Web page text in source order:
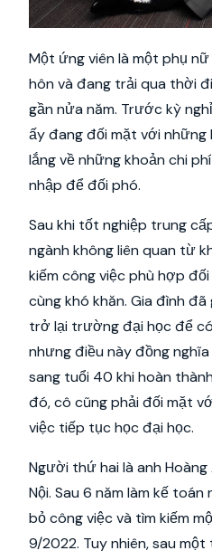
Một ứng viên là một phụ
hôn và đang trải qua thời
gần nửa năm. Trước kỳ
ấy đang đối mặt với những
lắng về những khoản chi
nhập để đối phó.
Sau khi tốt nghiệp trung
ngành không liên quan từ
kiếm công việc phù hợp
cùng khó khăn. Gia đình
trở lại trường đại học để
nhưng điều này đồng
sang tuổi 40 khi hoàn
đó, cô cũng phải đối mặt
việc tiếp tục học đại học.
Người thứ hai là anh
Nội. Sau 6 năm làm kế
bỏ công việc và tìm kiếm
9/2022. Tuy nhiên, sau